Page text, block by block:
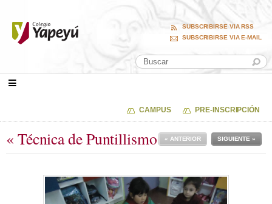
SUBSCRIBIRSE VIA RSS
SUBSCRIBIRSE VIA E-MAIL
CAMPUS PRE-INSCRIPCIÓN
« Técnica de Puntillismo SIGUIENTE »
« ANTERIOR